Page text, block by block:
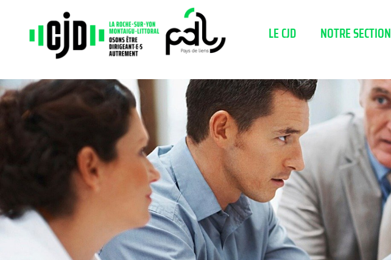
LE CJD NOTRE SECTION